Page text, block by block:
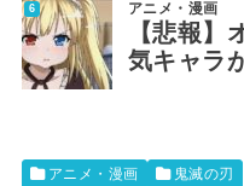
アニメ・漫画
【悲報】
気キャラ
アニメ・漫画 鬼滅の刃